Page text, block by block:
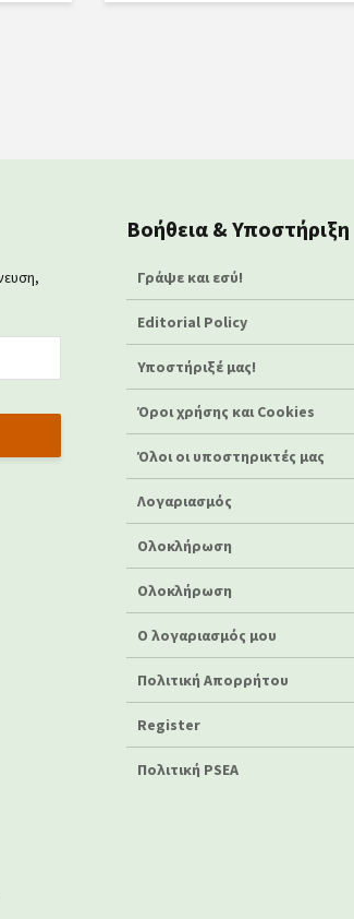
Βοήθεια & Υποστήριξη
Γράψε και εσύ!
Editorial Policy
Υποστήριξέ μας!
Όροι χρήσης και Cookies
Όλοι οι υποστηρικτές μας
Λογαριασμός
Ολοκλήρωση
Ολοκλήρωση
Ο λογαριασμός μου
Πολιτική Απορρήτου
Register
Πολιτική PSEA